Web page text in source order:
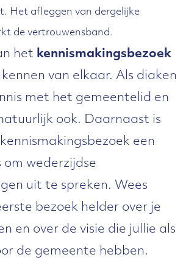
Het afleggen van dergelijke
de vertrouwensband.
het kennismakingsbezoek
van elkaar. Als diaken
met het gemeentelid en
ook. Daarnaast is
kennismakingsbezoek een
om wederzijdse
uit te spreken. Wees
bezoek helder over je
en over de visie die jullie als
de gemeente hebben.